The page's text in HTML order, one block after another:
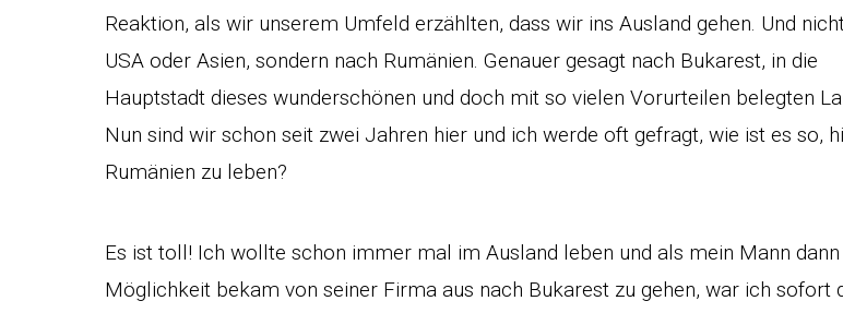
Reaktion, als wir unserem Umfeld erzählten, dass wir ins Ausland gehen. Und
USA oder Asien, sondern nach Rumänien. Genauer gesagt nach Bukarest, in die
Hauptstadt dieses wunderschönen und doch mit so vielen Vorurteilen belegten
Nun sind wir schon seit zwei Jahren hier und ich werde oft gefragt, wie ist es so,
Rumänien zu leben?
Es ist toll! Ich wollte schon immer mal im Ausland leben und als mein Mann dann
Möglichkeit bekam von seiner Firma aus nach Bukarest zu gehen, war ich sofort